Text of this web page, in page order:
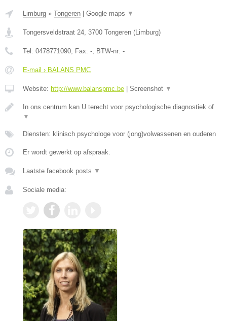
Limburg » Tongeren Google maps ▼
Tongersveldstraat 24, 3700 Tongeren (Limburg)
Tel: 0478771090, Fax: -, BTW-nr: -
E-mail › BALANS PMC
Website: http://www.balanspmc.be Screenshot ▼
In ons centrum kan U terecht voor psychologische diagnostiek of
▼
Diensten: klinisch psychologe voor (jong)volwassenen en ouderen
Er wordt gewerkt op afspraak.
Laatste facebook posts ▼
Sociale media: